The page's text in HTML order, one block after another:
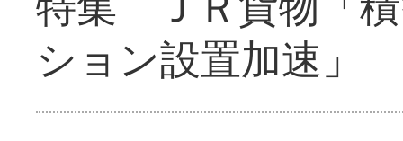
ション設置加速」